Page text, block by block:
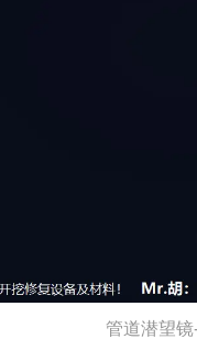
管道潜望